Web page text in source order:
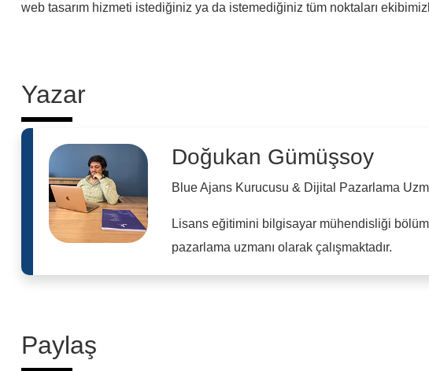
web tasarım hizmeti istediğiniz ya da istemediğiniz tüm noktaları
Yazar
Doğukan Gümüşsoy
Blue Ajans Kurucusu & Dijital Pazarlama
Lisans eğitimini bilgisayar mühendisliği
pazarlama uzmanı olarak çalışmaktadır.
Paylaş